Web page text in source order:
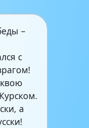
–
с
а